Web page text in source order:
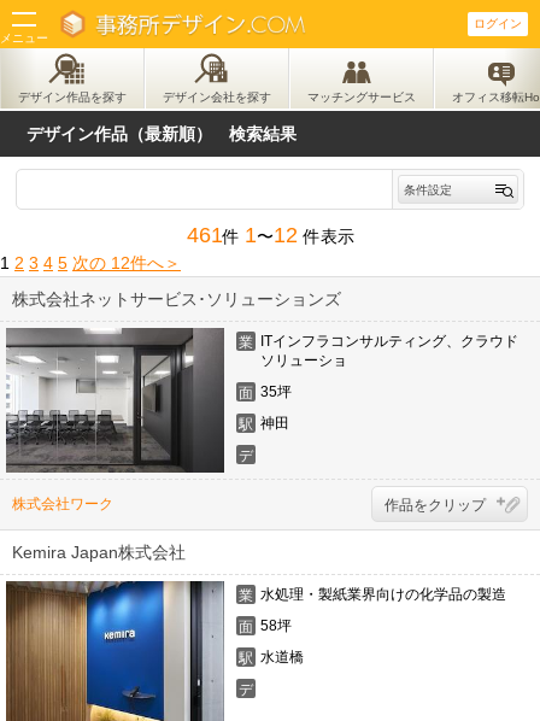
メニュー
ログイン
デザイン作品を探す デザイン会社を探す マッチングサービス オフィス移転
デザイン作品（最新順） 検索結果
条件設定
461件 1〜12件表示
1 2 3 4 5 次の 12件へ＞
株式会社ネットサービス･ソリューションズ
業
態
ITインフラコンサルティング、クラウド
ソリューショ
面
積
35坪
駅
神田
デ
ザ
株式会社ワーク 作品をクリップ
Kemira Japan株式会社
業
態
水処理・製紙業界向けの化学品の製造
面
積
58坪
駅水道橋
デ
デザイン作品を探す
└ 作品ランキングから探す
└ 会社ランキングから探す
マッチングサービス
└ マッチング案件一覧